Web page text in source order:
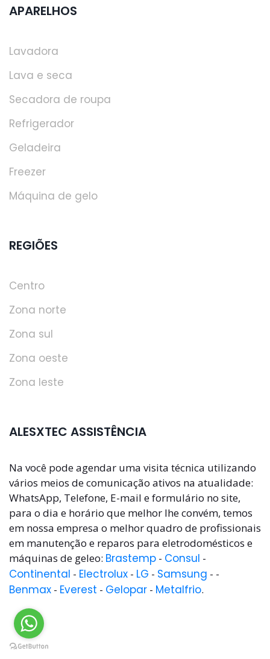
APARELHOS
Lavadora
Lava e seca
Secadora de roupa
Refrigerador
Geladeira
Freezer
Máquina de gelo
REGIÕES
Centro
Zona norte
Zona sul
Zona oeste
Zona leste
ALESXTEC ASSISTÊNCIA
Na você pode agendar uma visita técnica utilizando
vários meios de comunicação ativos na atualidade:
WhatsApp, Telefone, E-mail e formulário no site,
para o dia e horário que melhor lhe convém, temos
em nossa empresa o melhor quadro de profissionais
em manutenção e reparos para eletrodomésticos e
máquinas de geleo: Brastemp - Consul -
Continental - Electrolux - LG - Samsung - -
Benmax - Everest - Gelopar - Metalfrio.